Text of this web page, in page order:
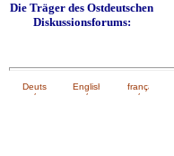
Die Träger des Ostdeutschen
Diskussionsforums: